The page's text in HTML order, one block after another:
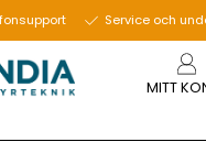
Service och
MITT